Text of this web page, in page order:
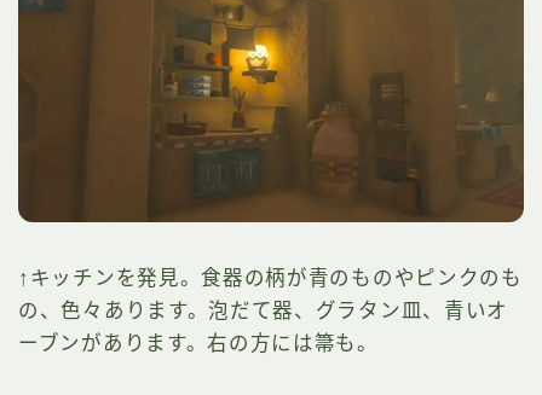
↑キッチンを発見。食器の柄が青のものやピンクのも
の、色々あります。泡だて器、グラタン皿、青いオ
ーブンがあります。右の方には箒も。